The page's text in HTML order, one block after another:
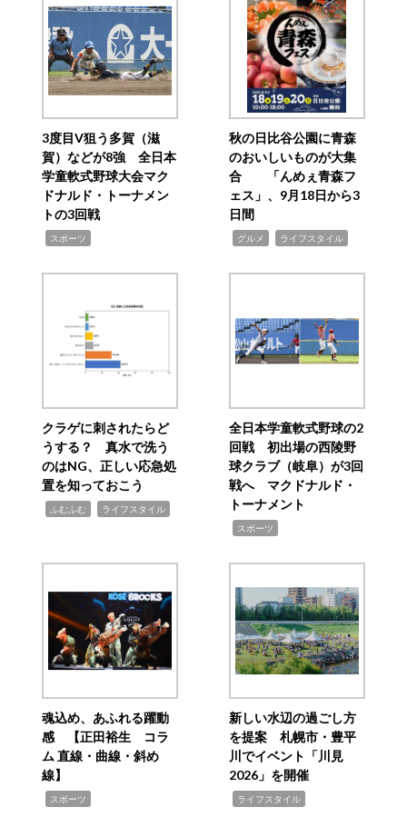
3度目V狙う多賀（滋
賀）などが8強 全日本
学童軟式野球大会マク
ドナルド・トーナメン
トの3回戦
スポーツ
秋の日比谷公園に青森
のおいしいものが大集
合 「んめぇ青森フ
ェス」、9月18日から3
日間
グルメ ライフスタイル
クラゲに刺されたらど
うする？ 真水で洗う
のはNG、正しい応急処
置を知っておこう
ふむふむ ライフスタイル
全日本学童軟式野球の2
回戦 初出場の西陵野
球クラブ（岐阜）が3回
戦へ マクドナルド・
トーナメント
スポーツ
魂込め、あふれる躍動
感 【正田裕生 コラ
ム 直線・曲線・斜め
線】
スポーツ
新しい水辺の過ごし方
を提案 札幌市・豊平
川でイベント「川見
2026」を開催
ライフスタイル